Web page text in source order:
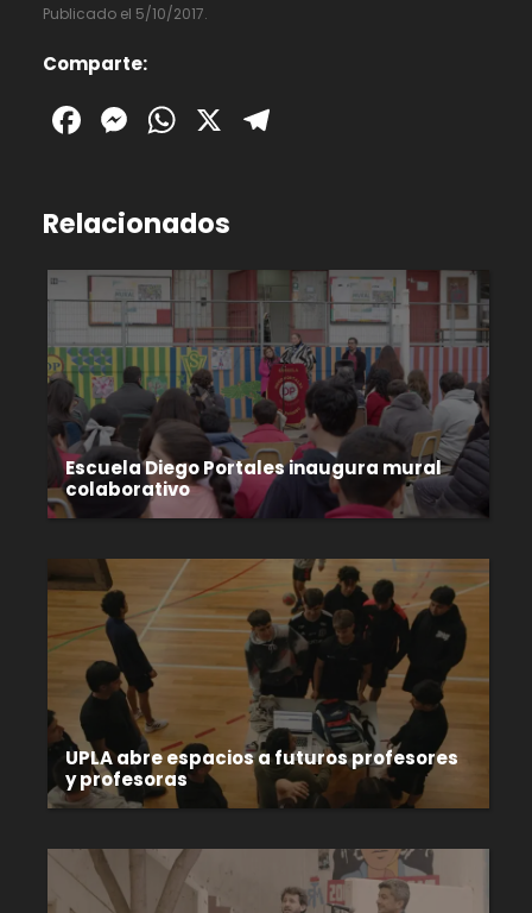
Publicado el 5/10/2017.
Comparte:
Facebook
Messenger
WhatsApp
X
Relacionados
Escuela Diego Portales inaugura mural
colaborativo
UPLA abre espacios a futuros profesores
y profesoras